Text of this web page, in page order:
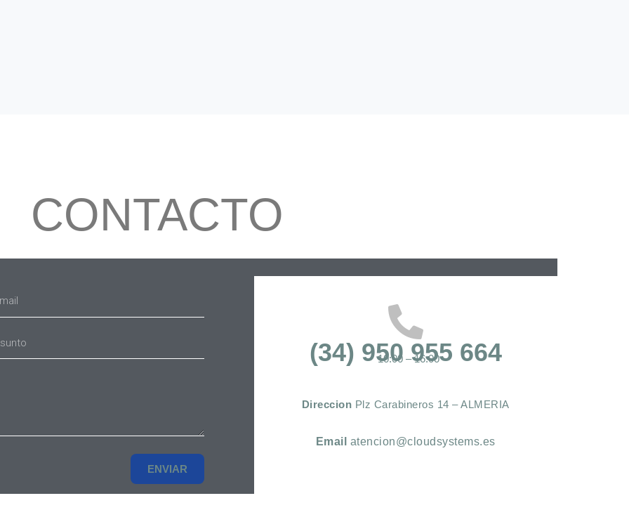
CONTACTO
ENVIAR
(34) 950 955 664
10:00 – 16:00
Direccion Plz Carabineros 14 – ALMERIA
Email atencion@cloudsystems.es